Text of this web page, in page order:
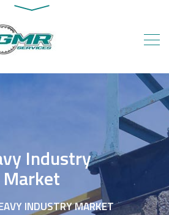
Industry
Market
INDUSTRY MARKET